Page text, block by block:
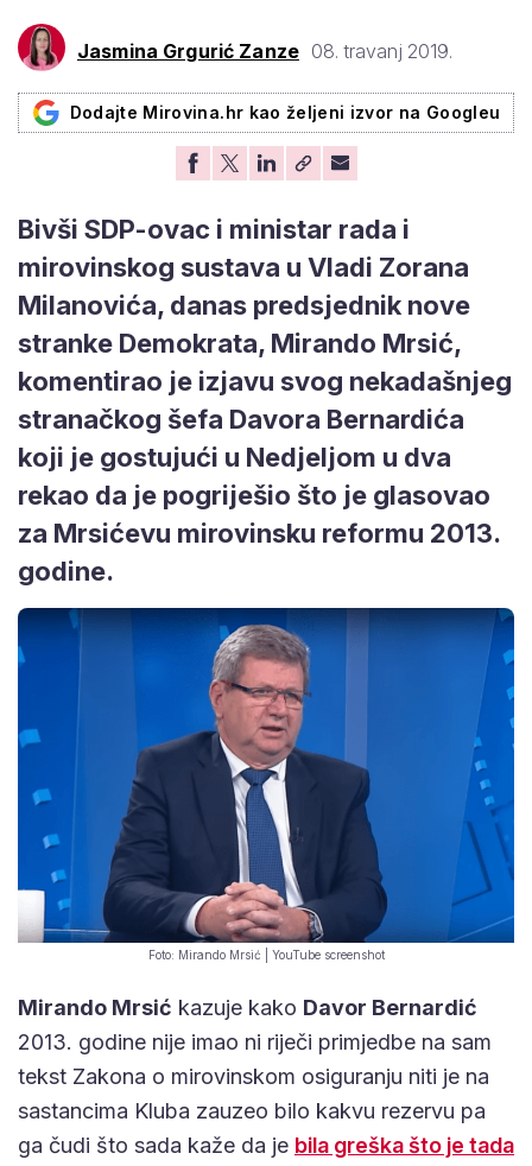
Jasmina Grgurić Zanze 08. travanj 2019.
Dodajte Mirovina.hr kao željeni izvor na Googleu
Bivši SDP-ovac i ministar rada i
mirovinskog sustava u Vladi Zorana
Milanovića, danas predsjednik nove
stranke Demokrata, Mirando Mrsić,
komentirao je izjavu svog nekadašnjeg
stranačkog šefa Davora Bernardića
koji je gostujući u Nedjeljom u dva
rekao da je pogriješio što je glasovao
za Mrsićevu mirovinsku reformu 2013.
godine.
Foto: Mirando Mrsić | YouTube screenshot
Mirando Mrsić kazuje kako Davor Bernardić
2013. godine nije imao ni riječi primjedbe na sam
tekst Zakona o mirovinskom osiguranju niti je na
sastancima Kluba zauzeo bilo kakvu rezervu pa
ga čudi što sada kaže da je bila greška što je tada